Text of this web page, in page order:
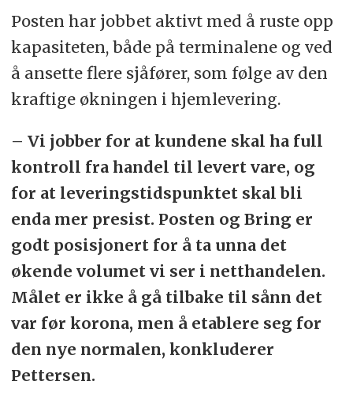
Posten har jobbet aktivt med å ruste opp
kapasiteten, både på terminalene og ved
å ansette flere sjåfører, som følge av den
kraftige økningen i hjemlevering.
– Vi jobber for at kundene skal ha full
kontroll fra handel til levert vare, og
for at leveringstidspunktet skal bli
enda mer presist. Posten og Bring er
godt posisjonert for å ta unna det
økende volumet vi ser i netthandelen.
Målet er ikke å gå tilbake til sånn det
var før korona, men å etablere seg for
den nye normalen, konkluderer
Pettersen.